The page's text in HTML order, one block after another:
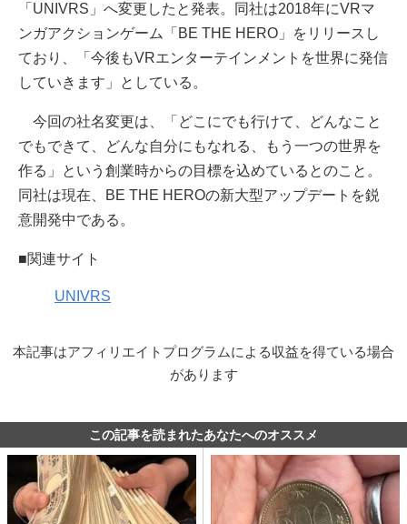
「UNIVRS」へ変更したと発表。同社は2018年にVRマ
ンガアクションゲーム「BE THE HERO」をリリースし
ており、「今後もVRエンターテインメントを世界に発信
していきます」としている。
今回の社名変更は、「どこにでも行けて、どんなこと
でもできて、どんな自分にもなれる、もう一つの世界を
作る」という創業時からの目標を込めているとのこと。
同社は現在、BE THE HEROの新大型アップデートを鋭
意開発中である。
■関連サイト
UNIVRS
本記事はアフィリエイトプログラムによる収益を得ている場合
があります
この記事を読まれたあなたへのオススメ